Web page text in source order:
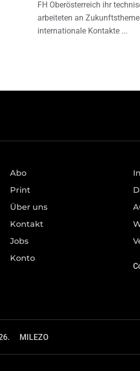
FH Oberösterreich ihr
arbeiteten an
internationale Kontakte
Abo
Print
Über uns
Kontakt
Jobs
Konto
MILEZO